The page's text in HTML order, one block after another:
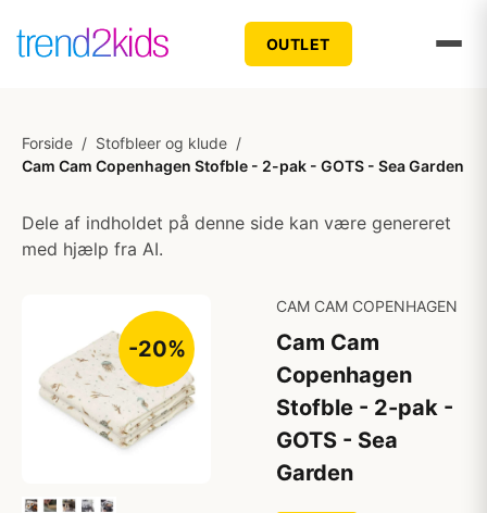
OUTLET
Forside / Stofbleer og klude /
Cam Cam Copenhagen Stofble - 2-pak - GOTS - Sea Garden
Dele af indholdet på denne side kan være genereret
med hjælp fra AI.
-20%
CAM CAM COPENHAGEN
Cam Cam
Copenhagen
Stofble - 2-pak -
GOTS - Sea
Garden